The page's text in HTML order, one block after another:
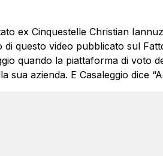
ex Cinquestelle Christian
di questo video pubblicato sul
quando la piattaforma di voto
sua azienda. E Casaleggio dice